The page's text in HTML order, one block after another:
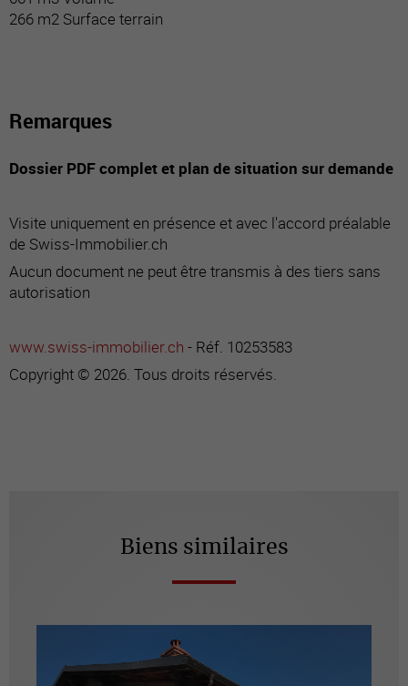
266 m2 Surface terrain
Remarques
Dossier PDF complet et plan de situation sur demande
Visite uniquement en présence et avec l'accord préalable
de Swiss-Immobilier.ch
Aucun document ne peut être transmis à des tiers sans
autorisation
www.swiss-immobilier.ch - Réf. 10253583
Copyright © 2026. Tous droits réservés.
Biens similaires